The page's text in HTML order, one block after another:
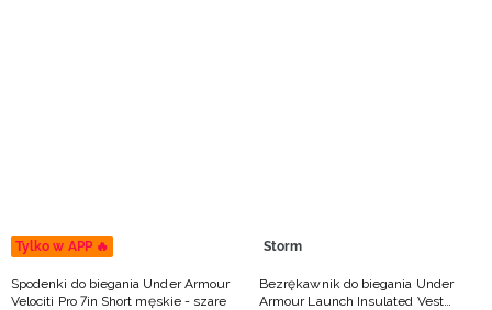
Tylko w APP 🔥
Spodenki do biegania Under Armour
Velociti Pro 7in Short męskie - szare
Storm
Bezrękawnik do biegania Under
Armour Launch Insulated Vest